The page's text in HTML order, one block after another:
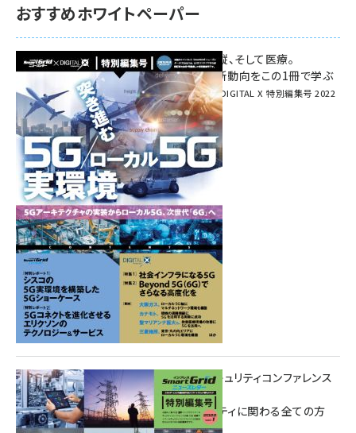
おすすめホワイトペーパー
環境対策、建機の遠隔操縦、そして医療。
次世代通信規格「5G」最新動向をこの1冊で学ぶ
SmartGrid ニューズレター × DIGITAL X 特別編集号 2022
Summer
重要インフラサイバーセキュリティコンファレンス
特別電子版！
― 産業サイバーセキュリティに関わる全ての方
へ！ ―